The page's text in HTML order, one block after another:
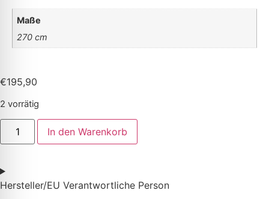
Maße
270 cm
€195,90
2 vorrätig
In den Warenkorb
Hersteller/EU Verantwortliche Person